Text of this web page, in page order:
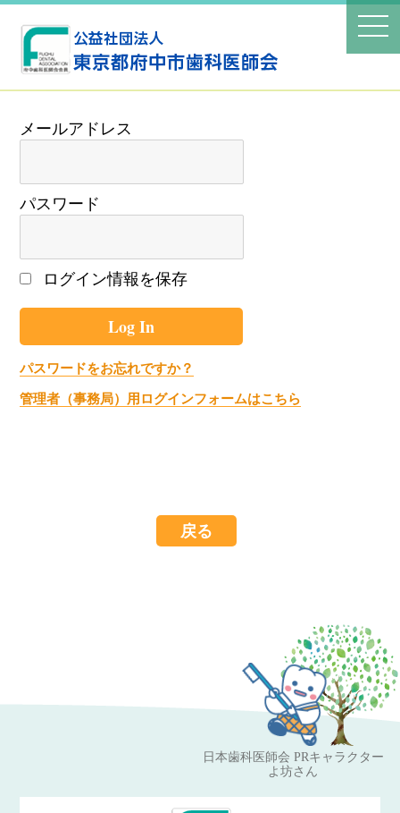
パスワード
ログイン情報を保存
パスワードをお忘れですか？
管理者（事務局）用ログインフォームはこちら
戻る
日本歯科医師会 PRキャラクター
よ坊さん